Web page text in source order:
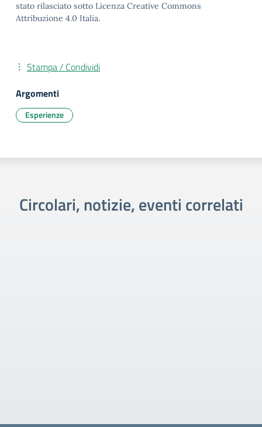
stato rilasciato sotto Licenza Creative Commons
Attribuzione 4.0 Italia.
Stampa / Condividi
Argomenti
Esperienze
Circolari, notizie, eventi correlati